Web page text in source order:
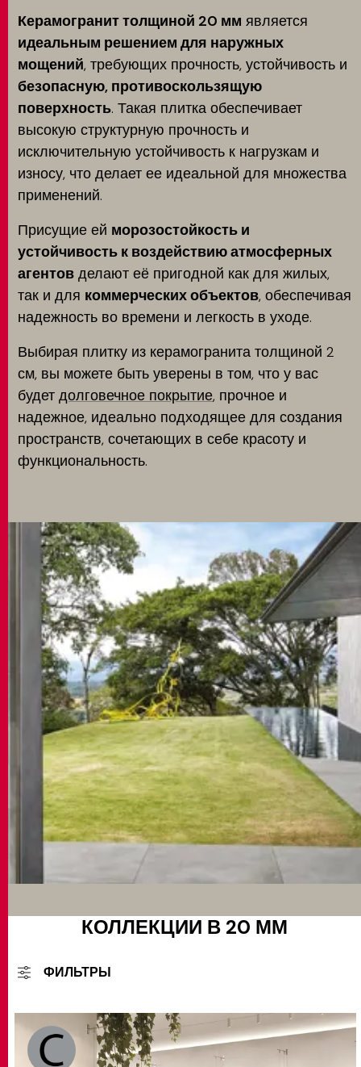
Керамогранит толщиной 20 мм является
идеальным решением для наружных
мощений, требующих прочность, устойчивость и
безопасную, противоскользящую
поверхность. Такая плитка обеспечивает
высокую структурную прочность и
исключительную устойчивость к нагрузкам и
износу, что делает ее идеальной для множества
применений.
Присущие ей морозостойкость и
устойчивость к воздействию атмосферных
агентов делают её пригодной как для жилых,
так и для коммерческих объектов, обеспечивая
надежность во времени и легкость в уходе.
Выбирая плитку из керамогранита толщиной 2
см, вы можете быть уверены в том, что у вас
будет долговечное покрытие, прочное и
надежное, идеально подходящее для создания
пространств, сочетающих в себе красоту и
функциональность.
КОЛЛЕКЦИИ В 20 ММ
ФИЛЬТРЫ